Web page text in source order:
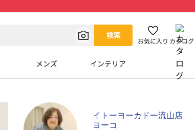
検索
お気に入り カタログ
メンズ インテリア
イトーヨーカドー流山店
ヨーコ